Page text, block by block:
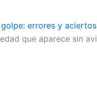
errores y
que aparece sin